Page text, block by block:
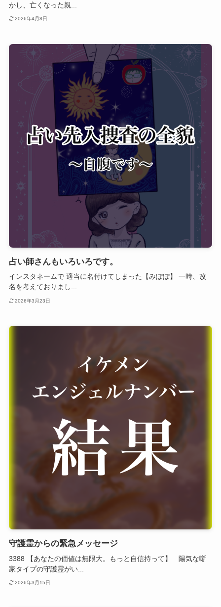
かし、亡くなった親...
2026年4月8日
占い師さんもいろいろです。
インスタネームで 適当に名付けてしまった【みぽぽ】 一時、改
名を考えておりまし...
2026年3月23日
守護霊からの緊急メッセージ
3388 【あなたの価値は無限大。もっと自信持って】 陽気な噺
家タイプの守護霊がい...
2026年3月15日